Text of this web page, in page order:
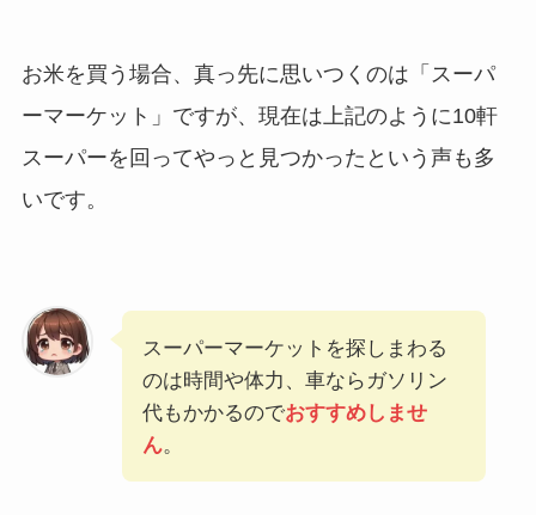
お米を買う場合、真っ先に思いつくのは「スーパ
ーマーケット」ですが、現在は上記のように10軒
スーパーを回ってやっと見つかったという声も多
いです。
スーパーマーケットを探しまわる
のは時間や体力、車ならガソリン
代もかかるのでおすすめしませ
ん。